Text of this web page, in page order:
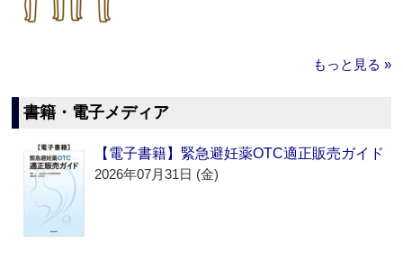
もっと見る »
書籍・電子メディア
【電子書籍】緊急避妊薬OTC適正販売ガイド
2026年07月31日 (金)